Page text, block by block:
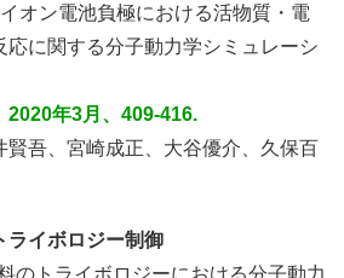
オン電池負極における活物質・電
応に関する分子動力学シミュレーシ
2020年3月、409-416.
賢吾、宮崎成正、大谷優介、久保百
ライボロジー制御
トライボロジーにおける分子動力